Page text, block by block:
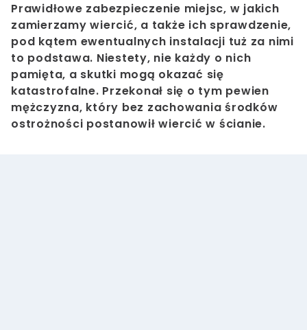
Prawidłowe zabezpieczenie miejsc, w jakich
zamierzamy wiercić, a także ich sprawdzenie,
pod kątem ewentualnych instalacji tuż za nimi
to podstawa. Niestety, nie każdy o nich
pamięta, a skutki mogą okazać się
katastrofalne. Przekonał się o tym pewien
mężczyzna, który bez zachowania środków
ostrożności postanowił wiercić w ścianie.